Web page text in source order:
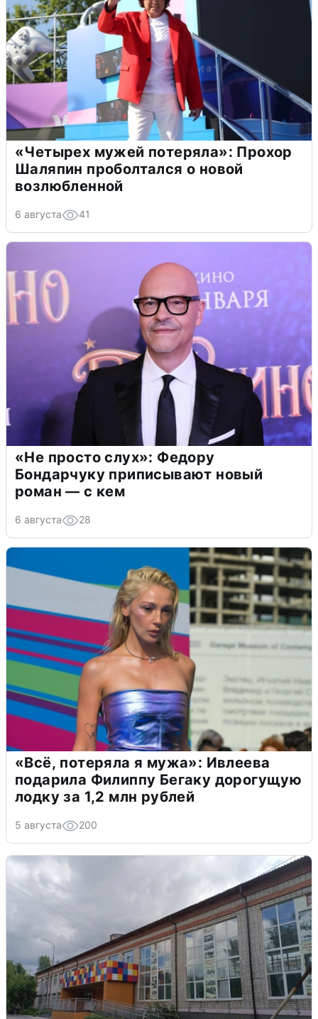
«Четырех мужей потеряла»: Прохор
Шаляпин проболтался о новой
возлюбленной
6 августа 41
«Не просто слух»: Федору
Бондарчуку приписывают новый
роман — с кем
6 августа 28
«Всё, потеряла я мужа»: Ивлеева
подарила Филиппу Бегаку дорогущую
лодку за 1,2 млн рублей
5 августа 200